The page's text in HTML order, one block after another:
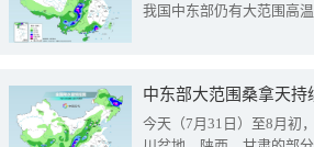
我国中东部仍有大范围高
中东部大范围桑拿天
今天（7月31日）至8月初